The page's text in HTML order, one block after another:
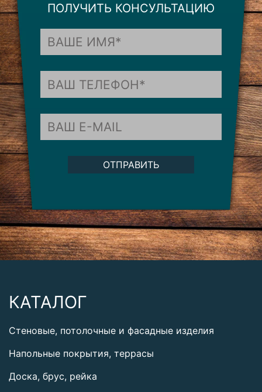
ПОЛУЧИТЬ КОНСУЛЬТАЦИЮ
ОТПРАВИТЬ
КАТАЛОГ
Стеновые, потолочные и фасадные изделия
Напольные покрытия, террасы
Доска, брус, рейка